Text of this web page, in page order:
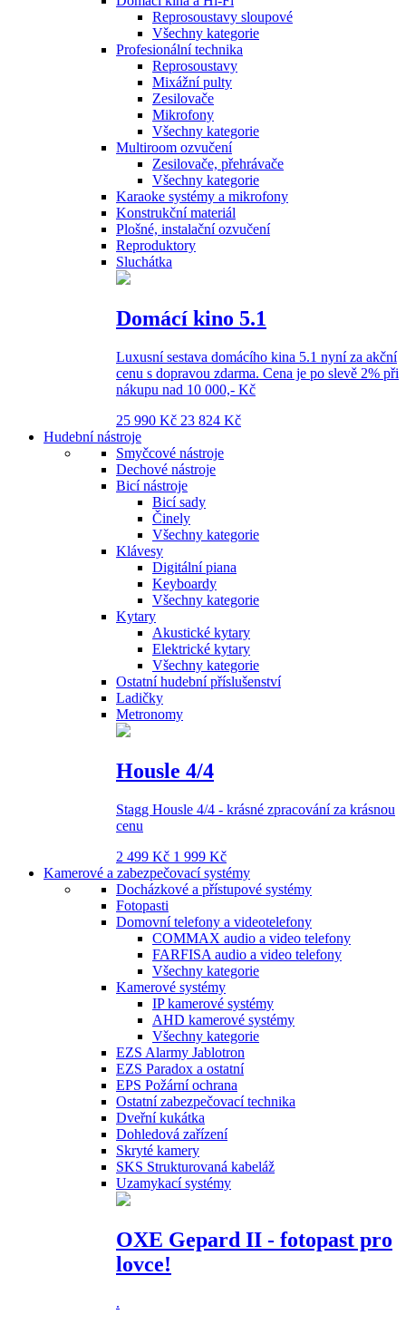
Reprosoustavy sloupové
Všechny kategorie
Profesionální technika
Reprosoustavy
Mixážní pulty
Zesilovače
Mikrofony
Všechny kategorie
Multiroom ozvučení
Zesilovače, přehrávače
Všechny kategorie
Karaoke systémy a mikrofony
Konstrukční materiál
Plošné, instalační ozvučení
Reproduktory
Sluchátka
Domácí kino 5.1
Luxusní sestava domácího kina 5.1 nyní za akční
cenu s dopravou zdarma. Cena je po slevě 2% při
nákupu nad 10 000,- Kč
25 990 Kč 23 824 Kč
Hudební nástroje
Smyčcové nástroje
Dechové nástroje
Bicí nástroje
Bicí sady
Činely
Všechny kategorie
Klávesy
Digitální piana
Keyboardy
Všechny kategorie
Kytary
Akustické kytary
Elektrické kytary
Všechny kategorie
Ostatní hudební příslušenství
Ladičky
Metronomy
Housle 4/4
Stagg Housle 4/4 - krásné zpracování za krásnou
cenu
2 499 Kč 1 999 Kč
Kamerové a zabezpečovací systémy
Docházkové a přístupové systémy
Fotopasti
Domovní telefony a videotelefony
COMMAX audio a video telefony
FARFISA audio a video telefony
Všechny kategorie
Kamerové systémy
IP kamerové systémy
AHD kamerové systémy
Všechny kategorie
EZS Alarmy Jablotron
EZS Paradox a ostatní
EPS Požární ochrana
Ostatní zabezpečovací technika
Dveřní kukátka
Dohledová zařízení
Skryté kamery
SKS Strukturovaná kabeláž
Uzamykací systémy
OXE Gepard II - fotopast pro
lovce!
.